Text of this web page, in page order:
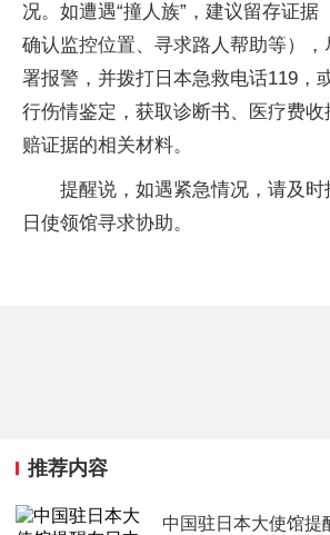
况。如遭遇“撞人族”，建议留存证据
确认监控位置、寻求路人帮助等）
署报警，并拨打日本急救电话119，
行伤情鉴定，获取诊断书、医疗费
赔证据的相关材料。
提醒说，如遇紧急情况，请及
日使领馆寻求协助。
推荐内容
中国驻日本大使馆提